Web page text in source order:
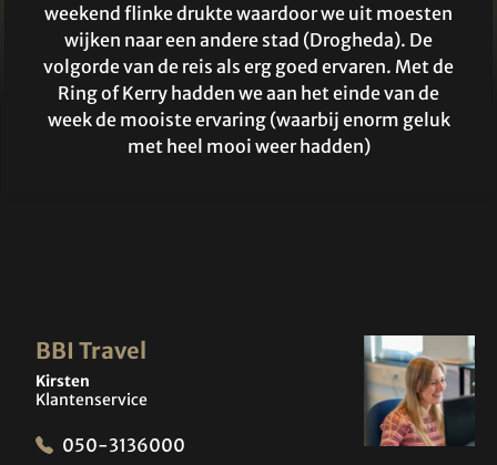
weekend flinke drukte waardoor we uit moesten
wijken naar een andere stad (Drogheda). De
volgorde van de reis als erg goed ervaren. Met de
Ring of Kerry hadden we aan het einde van de
week de mooiste ervaring (waarbij enorm geluk
met heel mooi weer hadden)
BBI Travel
Kirsten
Klantenservice
050-3136000